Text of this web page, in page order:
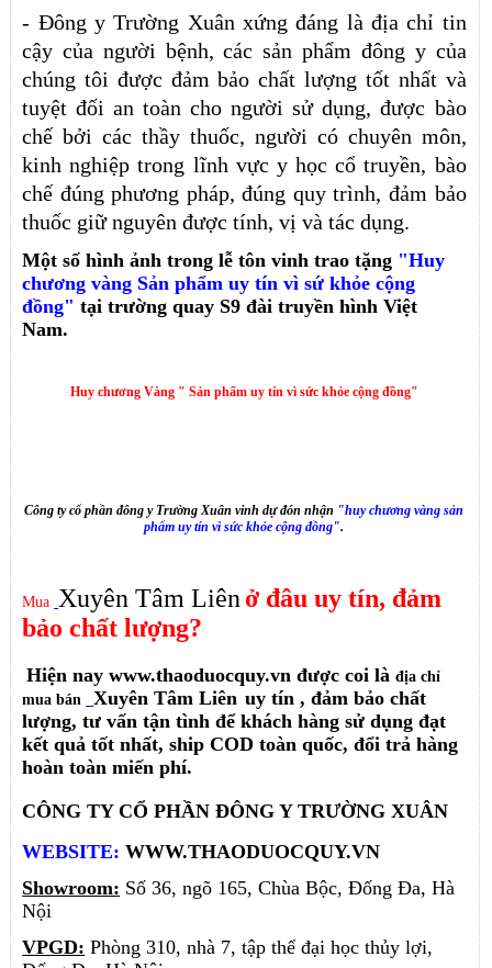
- Đông y Trường Xuân xứng đáng là địa chỉ tin
cậy của người bệnh, các sản phẩm đông y của
chúng tôi được đảm bảo chất lượng tốt nhất và
tuyệt đối an toàn cho người sử dụng, được bào
chế bởi các thầy thuốc, người có chuyên môn,
kinh nghiệp trong lĩnh vực y học cổ truyền, bào
chế đúng phương pháp, đúng quy trình, đảm bảo
thuốc giữ nguyên được tính, vị và tác dụng.
Một số hình ảnh trong lễ tôn vinh trao tặng "Huy
chương vàng Sản phẩm uy tín vì sứ khỏe cộng
đồng" tại trường quay S9 đài truyền hình Việt
Nam.
Huy chương Vàng " Sản phẩm uy tín vì sức khỏe cộng đồng"
Công ty cổ phần đông y Trường Xuân vinh dự đón nhận "huy chương vàng sản
phẩm uy tín vì sức khỏe cộng đồng".
Mua Xuyên Tâm Liênở đâu uy tín, đảm
bảo chất lượng?
Hiện nay www.thaoduocquy.vn được coi làđịa chỉ
mua bán
Xuyên Tâm Liên uy tín, đảm bảo chất
lượng, tư vấn tận tình để khách hàng sử dụng đạt
kết quả tốt nhất, ship COD toàn quốc, đổi trả hàng
hoàn toàn miến phí.
CÔNG TY CỔ PHẦN ĐÔNG Y TRƯỜNG XUÂN
WEBSITE:WWW.THAODUOCQUY.VN
Showroom: Số 36, ngõ 165, Chùa Bộc, Đống Đa, Hà
Nội
VPGD: Phòng 310, nhà 7, tập thể đại học thủy lợi,